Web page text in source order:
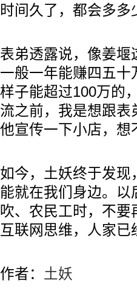
时间久了，都会多多
表弟透露说，像姜
一般一年能赚四五
样子能超过100万的
流之前，我是想跟
他宣传一下小店，想
如今，土妖终于发
能就在我们身边。
吹、农民工时，不
互联网思维，人家
作者： 土妖